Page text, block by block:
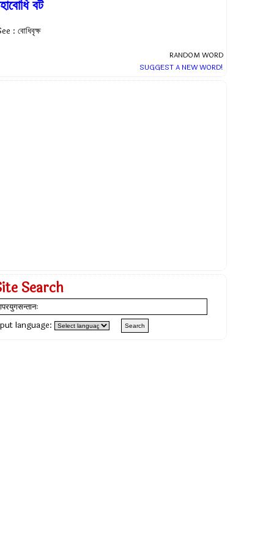
বট
: বোধিবৃক্ষ
RANDOM WORD
SUGGEST A NEW WORD!
Search
language: